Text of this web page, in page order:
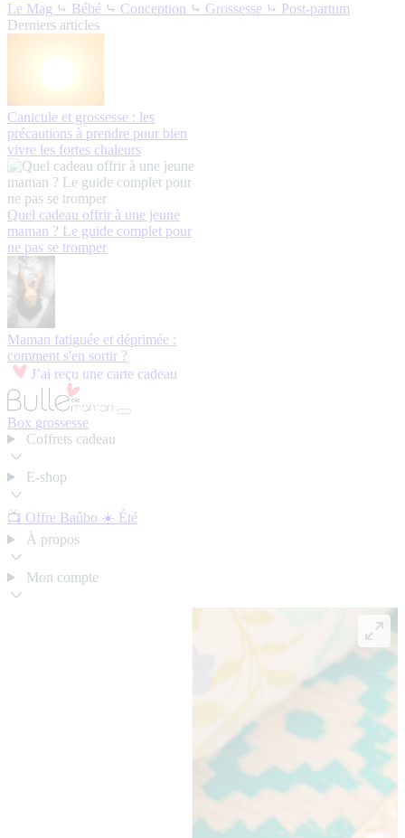
Le Mag ⤷ Bébé ⤷ Conception ⤷ Grossesse ⤷ Post-partum
Derniers articles
Canicule et grossesse : les
précautions à prendre pour bien
vivre les fortes chaleurs
Quel cadeau offrir à une jeune
maman ? Le guide complet pour
ne pas se tromper
Maman fatiguée et déprimée :
comment s'en sortir ?
J’ai reçu une carte cadeau
Box grossesse
Coffrets cadeau
E-shop
📺 Offre Baûbo ☀️ Été
À propos
Mon compte